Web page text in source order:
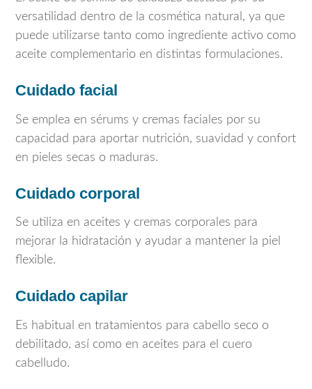
versatilidad dentro de la cosmética natural, ya que
puede utilizarse tanto como ingrediente activo como
aceite complementario en distintas formulaciones.
Cuidado facial
Se emplea en sérums y cremas faciales por su
capacidad para aportar nutrición, suavidad y confort
en pieles secas o maduras.
Cuidado corporal
Se utiliza en aceites y cremas corporales para
mejorar la hidratación y ayudar a mantener la piel
flexible.
Cuidado capilar
Es habitual en tratamientos para cabello seco o
debilitado, así como en aceites para el cuero
cabelludo.